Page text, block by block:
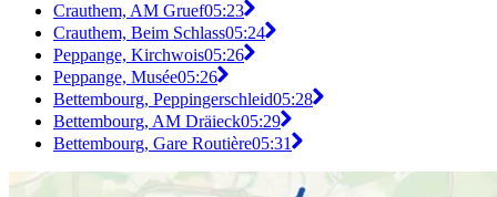
Crauthem, AM Gruef05:23
Crauthem, Beim Schlass05:24
Peppange, Kirchwois05:26
Peppange, Musée05:26
Bettembourg, Peppingerschleid05:28
Bettembourg, AM Dräieck05:29
Bettembourg, Gare Routière05:31